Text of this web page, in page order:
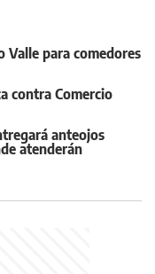
para comedores
contra Comercio
anteojos
atenderán